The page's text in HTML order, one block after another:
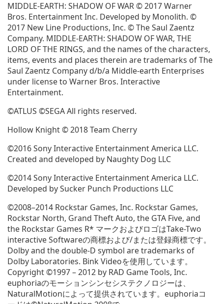
MIDDLE-EARTH: SHADOW OF WAR © 2017 Warner
Bros. Entertainment Inc. Developed by Monolith. ©
2017 New Line Productions, Inc. © The Saul Zaentz
Company. MIDDLE-EARTH: SHADOW OF WAR, THE
LORD OF THE RINGS, and the names of the characters,
items, events and places therein are trademarks of The
Saul Zaentz Company d/b/a Middle-earth Enterprises
under license to Warner Bros. Interactive
Entertainment.
©ATLUS ©SEGA All rights reserved.
Hollow Knight © 2018 Team Cherry
©2016 Sony Interactive Entertainment America LLC.
Created and developed by Naughty Dog LLC
©2014 Sony Interactive Entertainment America LLC.
Developed by Sucker Punch Productions LLC
©2008–2014 Rockstar Games, Inc. Rockstar Games,
Rockstar North, Grand Theft Auto, the GTA Five, and
the Rockstar Games R* マークおよびロゴはTake-Two
interactive Softwareの商標および/または登録商標です。
Dolby and the double-D symbol are trademarks of
Dolby Laboratories. Bink Videoを使用しています。
Copyright ©1997 – 2012 by RAD Game Tools, Inc.
euphoriaのモーションシンセシステクノロジーは、
NaturalMotionによって提供されています。euphoriaコ